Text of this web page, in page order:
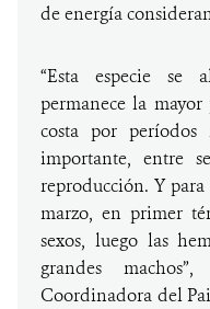
de energía
“Esta especie
permanece la
costa por períodos
importante, entre
reproducción. Y
marzo, en primer
sexos, luego las
grandes
Coordinadora del